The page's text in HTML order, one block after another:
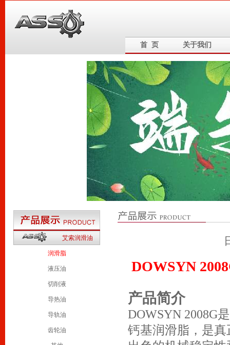
首 页 关于我们
5
3
1
艾索润滑油
润滑脂
液压油
切削液
导热油
导轨油
齿轮油
DOWSYN
产品简介
DOWSYN 2008G
钙基润滑脂，是